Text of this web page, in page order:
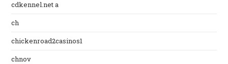
cdkennel.net a
ch
chickenroad2casinos1
chnov